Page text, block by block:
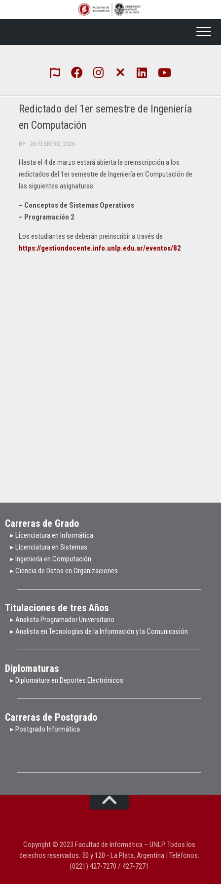
Redictado del 1er semestre de Ingeniería
en Computación
BY · 26 FEBRERO, 2026
Hasta el 4 de marzo estará abierta la preinscripción a los
redictados del 1er semestre de Ingeniería en Computación de
las siguientes asignaturas:
– Conceptos de Sistemas Operativos
– Programación 2
Los estudiantes se deberán preinscribir a través de
https://gestiondocente.info.unlp.edu.ar/eventos/82
Carreras de Grado
▸ Licenciatura en Informática
▸ Licenciatura en Sistemas
▸ Ingeniería en Computación
▸ Ciencia de Datos en Organizaciones
Titulaciones de tres Años
▸ Analista Programador Universitario
▸ Analista en Tecnologías de la Información y la Comunicación
Diplomaturas
▸ Diplomatura en Deportes Electrónicos
Carreras de Postgrado
▸ Postgrado Informática
Copyright © 2023 Facultad de Informática – UNLP. Todos los
derechos reservados. 50 y 120 - La Plata, Argentina | Teléfonos:
(0221) 427-7270 / 427-7271